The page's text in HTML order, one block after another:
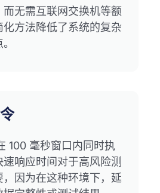
无需互联网交换机等额
方法降低了系统的复杂
100 毫秒窗口内同时执
响应时间对于高风险测
因为在这种环境下，延